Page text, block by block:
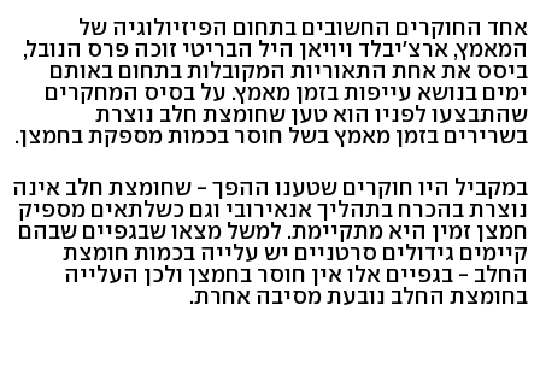
אחד החוקרים החשובים בתחום הפיזיולוגיה של
המאמץ, ארצ'יבלד ויויאן היל הבריטי זוכה פרס הנובל,
ביסס את אחת התאוריות המקובלות בתחום באותם
ימים בנושא עייפות בזמן מאמץ. על בסיס המחקרים
שהתבצעו לפניו הוא טען שחומצת חלב נוצרת
בשרירים בזמן מאמץ בשל חוסר בכמות מספקת בחמצן.
במקביל היו חוקרים שטענו ההפך - שחומצת חלב אינה
נוצרת בהכרח בתהליך אנאירובי וגם כשלתאים מספיק
חמצן זמין היא מתקיימת. למשל מצאו שבגפיים שבהם
קיימים גידולים סרטניים יש עלייה בכמות חומצת
החלב - בגפיים אלו אין חוסר בחמצן ולכן העלייה
בחומצת החלב נובעת מסיבה אחרת.